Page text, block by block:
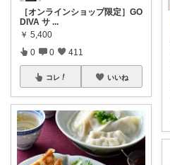
［オンラインショップ限定］GO
DIVA サ ...
￥ 5,400
0 0 411
コレ いいね